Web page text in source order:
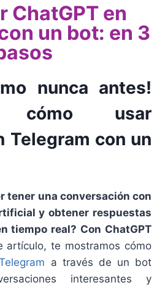
ChatGPT en
un bot: en 3
nunca antes!
cómo usar
Telegram con un
tener una conversación con
y obtener respuestas
tiempo real? Con ChatGPT
artículo, te mostramos cómo
a través de un bot
interesantes y